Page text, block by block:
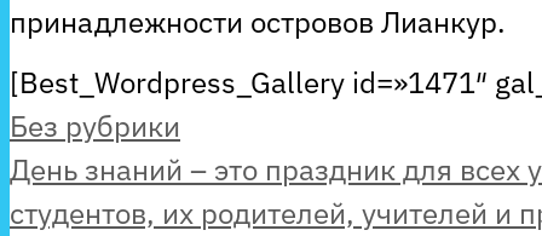
принадлежности островов Лианкур.
[Best_Wordpress_Gallery id=»1471″
Рубрики
Без рубрики
День знаний – это праздник для всех
студентов, их родителей, учителей и